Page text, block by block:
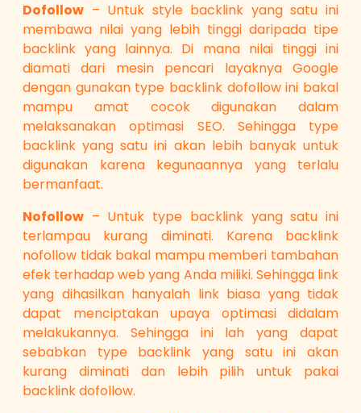
Dofollow – Untuk style backlink yang satu ini
membawa nilai yang lebih tinggi daripada tipe
backlink yang lainnya. Di mana nilai tinggi ini
diamati dari mesin pencari layaknya Google
dengan gunakan type backlink dofollow ini bakal
mampu amat cocok digunakan dalam
melaksanakan optimasi SEO. Sehingga type
backlink yang satu ini akan lebih banyak untuk
digunakan karena kegunaannya yang terlalu
bermanfaat.
Nofollow – Untuk type backlink yang satu ini
terlampau kurang diminati. Karena backlink
nofollow tidak bakal mampu memberi tambahan
efek terhadap web yang Anda miliki. Sehingga link
yang dihasilkan hanyalah link biasa yang tidak
dapat menciptakan upaya optimasi didalam
melakukannya. Sehingga ini lah yang dapat
sebabkan type backlink yang satu ini akan
kurang diminati dan lebih pilih untuk pakai
backlink dofollow.